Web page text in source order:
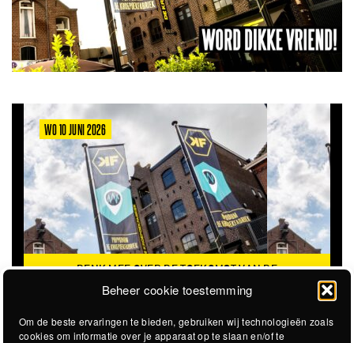
Beheer cookie toestemming
Om de beste ervaringen te bieden, gebruiken wij technologieën zoals
cookies om informatie over je apparaat op te slaan en/of te
WO 10 JUNI 2026
DENK MEE OVER DE TOEKOMST VAN DE
KROEPOEKFABRIEK